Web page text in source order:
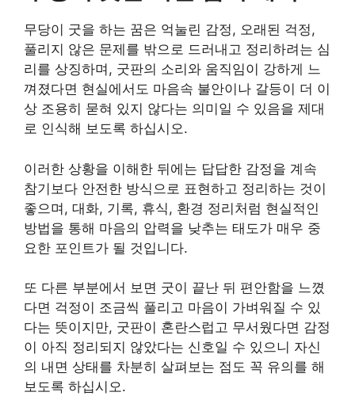
무당이 굿을 하는 꿈은 억눌린 감정, 오래된 걱정,
풀리지 않은 문제를 밖으로 드러내고 정리하려는 심
리를 상징하며, 굿판의 소리와 움직임이 강하게 느
껴졌다면 현실에서도 마음속 불안이나 갈등이 더 이
상 조용히 묻혀 있지 않다는 의미일 수 있음을 제대
로 인식해 보도록 하십시오.
이러한 상황을 이해한 뒤에는 답답한 감정을 계속
참기보다 안전한 방식으로 표현하고 정리하는 것이
좋으며, 대화, 기록, 휴식, 환경 정리처럼 현실적인
방법을 통해 마음의 압력을 낮추는 태도가 매우 중
요한 포인트가 될 것입니다.
또 다른 부분에서 보면 굿이 끝난 뒤 편안함을 느꼈
다면 걱정이 조금씩 풀리고 마음이 가벼워질 수 있
다는 뜻이지만, 굿판이 혼란스럽고 무서웠다면 감정
이 아직 정리되지 않았다는 신호일 수 있으니 자신
의 내면 상태를 차분히 살펴보는 점도 꼭 유의를 해
보도록 하십시오.